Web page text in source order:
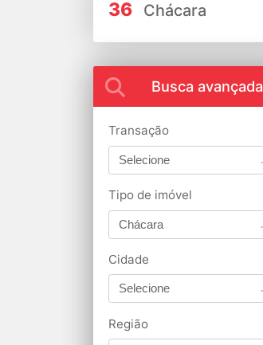
36 Chácara
Busca avançada
Transação
Selecione
Tipo de imóvel
Chácara
Cidade
Selecione
Região